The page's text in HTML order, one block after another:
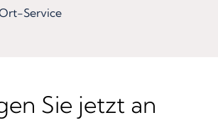
Service
Sie jetzt an